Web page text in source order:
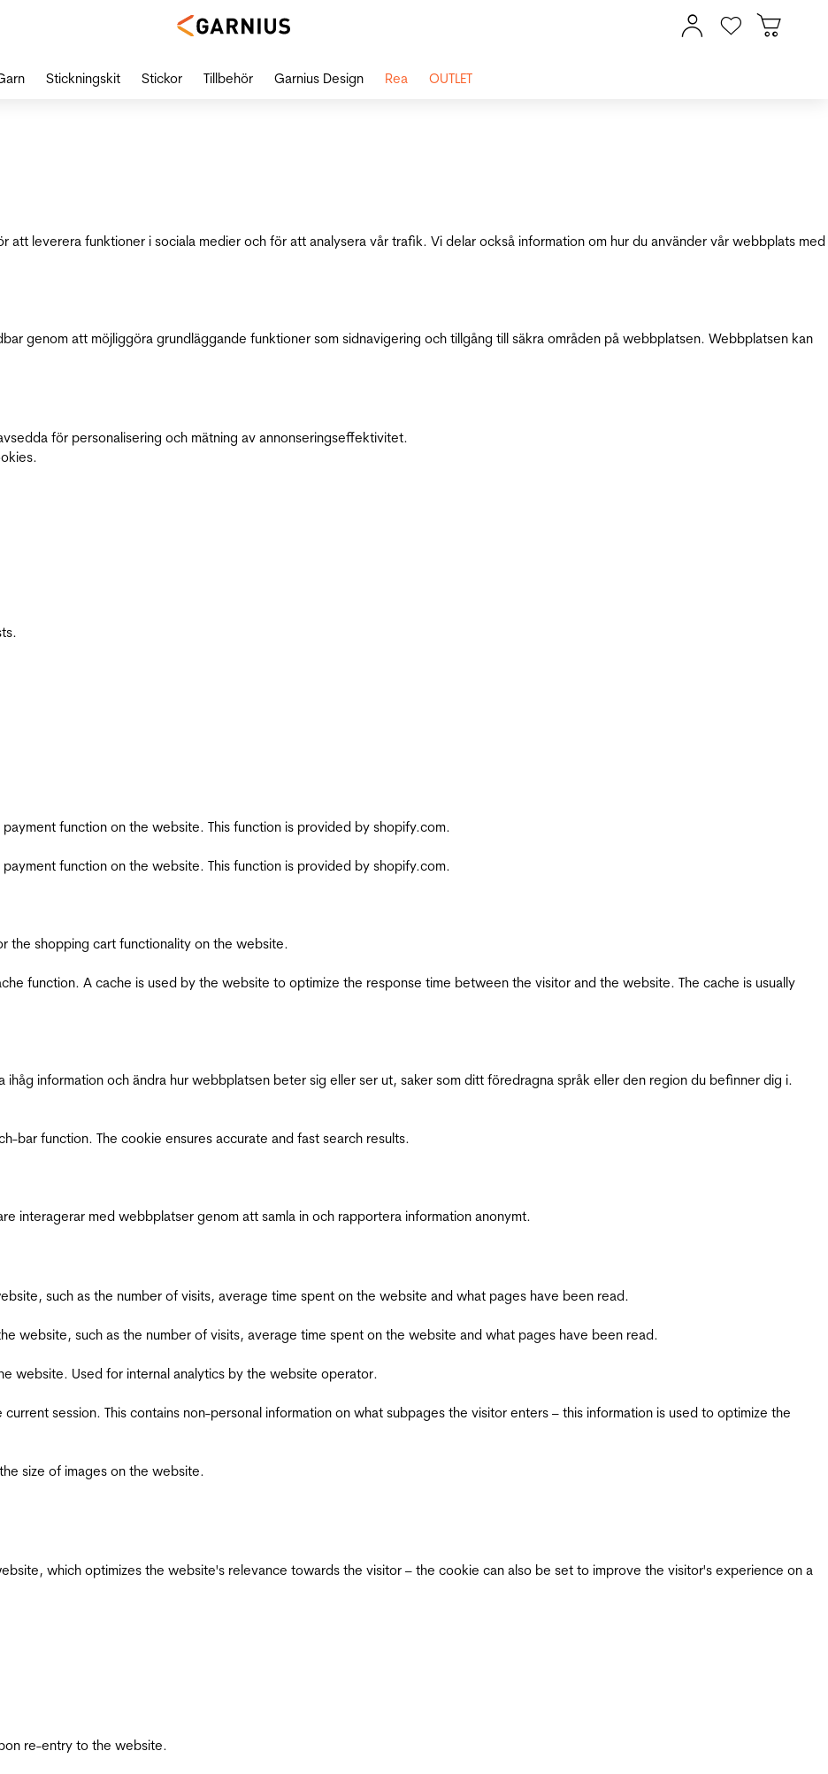
att leverera funktioner i sociala medier och för att analysera vår trafik. Vi delar också information om hur du använder vår webbplats med
genom att möjliggöra grundläggande funktioner som sidnavigering och tillgång till säkra områden på webbplatsen. Webbplatsen kan
för personalisering och mätning av annonseringseffektivitet.
function on the website. This function is provided by shopify.com.
function on the website. This function is provided by shopify.com.
the shopping cart functionality on the website.
function. A cache is used by the website to optimize the response time between the visitor and the website. The cache is usually
information och ändra hur webbplatsen beter sig eller ser ut, saker som ditt föredragna språk eller den region du befinner dig i.
bar function. The cookie ensures accurate and fast search results.
interagerar med webbplatser genom att samla in och rapportera information anonymt.
such as the number of visits, average time spent on the website and what pages have been read.
website, such as the number of visits, average time spent on the website and what pages have been read.
website. Used for internal analytics by the website operator.
current session. This contains non-personal information on what subpages the visitor enters – this information is used to optimize the
size of images on the website.
which optimizes the website's relevance towards the visitor – the cookie can also be set to improve the visitor's experience on a
re-entry to the website.
Stickningskit Stickor Tillbehör Garnius Design Rea OUTLET